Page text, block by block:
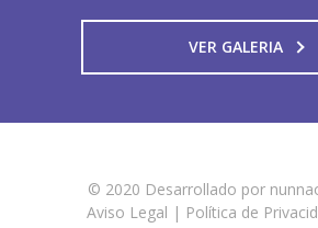
VER GALERIA
© 2020 Desarrollado por
Aviso Legal | Política de